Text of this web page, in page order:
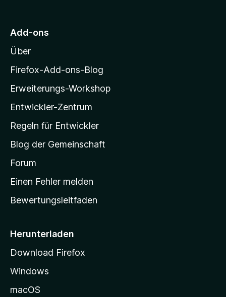
M
z
i
l
a
-
t
a
r
s
i
e
g
Add-ons
Über
Firefox-Add-ons-Blog
Erweiterungs-Workshop
Entwickler-Zentrum
Regeln für Entwickler
Blog der Gemeinschaft
Forum
Einen Fehler melden
Bewertungsleitfaden
Herunterladen
Download Firefox
Windows
macOS